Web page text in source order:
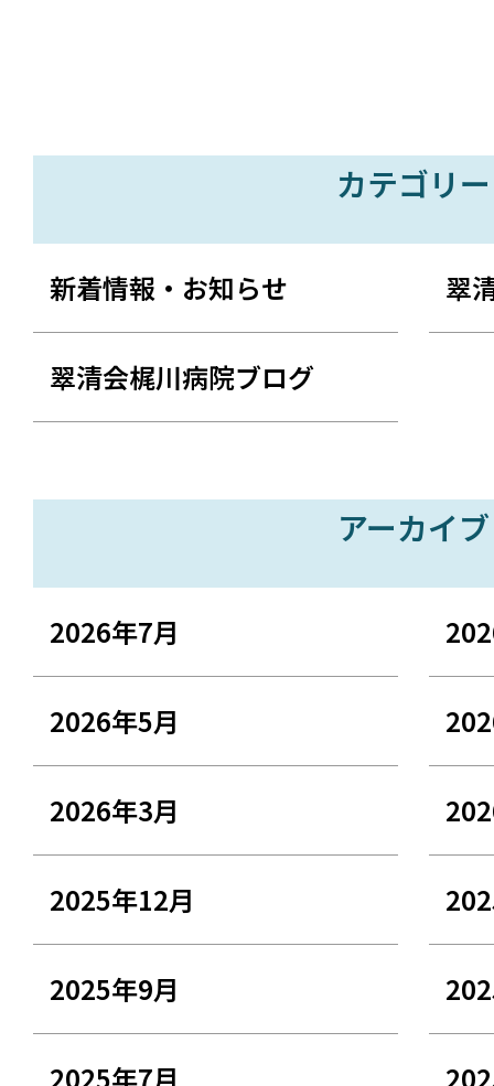
カテゴリー
新着情報・お知らせ 翠
翠清会梶川病院ブログ
アーカイブ
2026年7月
2026年5月
2026年3月
2025年12月
2025年9月
2025年7月